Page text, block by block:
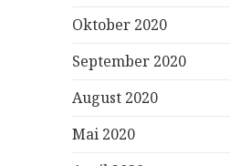
Oktober 2020
September 2020
August 2020
Mai 2020